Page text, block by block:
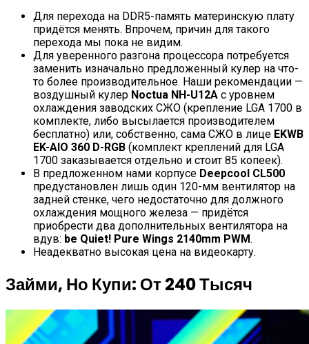
Для перехода на DDR5-память материнскую плату
придётся менять. Впрочем, причин для такого
перехода мы пока не видим.
Для уверенного разгона процессора потребуется
заменить изначально предложенный кулер на что-
то более производительное. Наши рекомендации —
воздушный кулер Noctua NH-U12A с уровнем
охлаждения заводских СЖО (крепление LGA 1700 в
комплекте, либо высылается производителем
бесплатно) или, собственно, сама СЖО в лице EKWB
EK-AIO 360 D-RGB (комплект креплений для LGA
1700 заказывается отдельно и стоит 85 копеек).
В предложенном нами корпусе Deepcool CL500
предустановлен лишь один 120-мм вентилятор на
задней стенке, чего недостаточно для должного
охлаждения мощного железа — придётся
приобрести два дополнительных вентилятора на
вдув: be Quiet! Pure Wings 2140mm PWM.
Неадекватно высокая цена на видеокарту.
Займи, Но Купи: От 240 Тысяч